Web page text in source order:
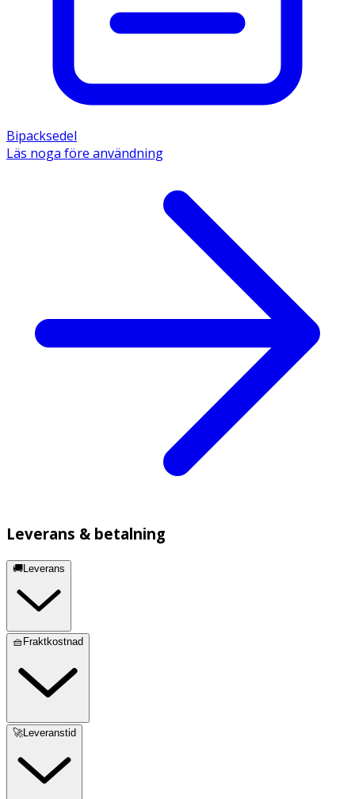
Bipacksedel
Läs noga före användning
Leverans & betalning
🚚Leverans
🧺Fraktkostnad
🚀Leveranstid